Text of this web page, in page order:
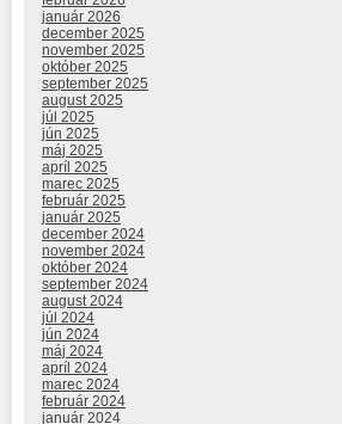
január 2026
december 2025
november 2025
október 2025
september 2025
august 2025
júl 2025
jún 2025
máj 2025
apríl 2025
marec 2025
február 2025
január 2025
december 2024
november 2024
október 2024
september 2024
august 2024
júl 2024
jún 2024
máj 2024
apríl 2024
marec 2024
február 2024
január 2024